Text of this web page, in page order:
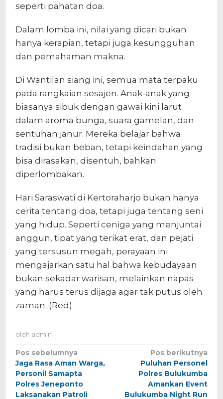
seperti pahatan doa.
Dalam lomba ini, nilai yang dicari bukan
hanya kerapian, tetapi juga kesungguhan
dan pemahaman makna.
Di Wantilan siang ini, semua mata terpaku
pada rangkaian sesajen. Anak-anak yang
biasanya sibuk dengan gawai kini larut
dalam aroma bunga, suara gamelan, dan
sentuhan janur. Mereka belajar bahwa
tradisi bukan beban, tetapi keindahan yang
bisa dirasakan, disentuh, bahkan
diperlombakan.
Hari Saraswati di Kertoraharjo bukan hanya
cerita tentang doa, tetapi juga tentang seni
yang hidup. Seperti ceniga yang menjuntai
anggun, tipat yang terikat erat, dan pejati
yang tersusun megah, perayaan ini
mengajarkan satu hal bahwa kebudayaan
bukan sekadar warisan, melainkan napas
yang harus terus dijaga agar tak putus oleh
zaman. (Red)
oleh admin
Navigasi
pos
Pos sebelumnya
Jaga Rasa Aman Warga,
Personil Samapta
Polres Jeneponto
Laksanakan Patroli
Pos berikutnya
Puluhan Personel
Polres Bulukumba
Amankan Event
Bulukumba Night Run